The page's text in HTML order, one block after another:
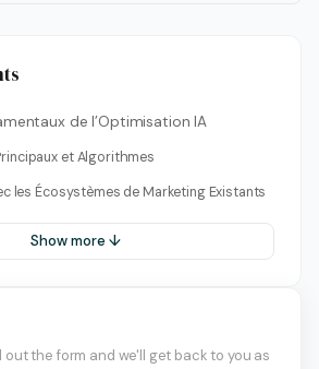
de l’Optimisation IA
et Algorithmes
les Écosystèmes de Marketing Existants
Show more ↓
out the form and we'll get back to you as